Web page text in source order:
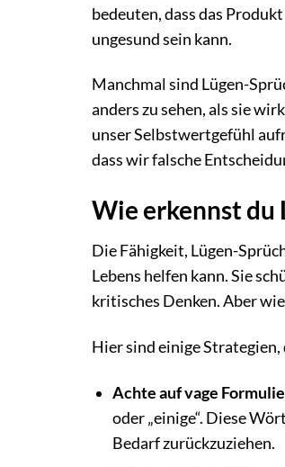
bedeuten, dass das
ungesund sein kann.
Manchmal sind Lügen-
anders zu sehen, als sie
unser Selbstwertgefühl
dass wir falsche
Wie erkennst du
Die Fähigkeit, Lügen-
Lebens helfen kann. Sie
kritisches Denken. Aber
Hier sind einige
Achte auf vage
oder „einige“. Diese
Bedarf zurückzuziehen.